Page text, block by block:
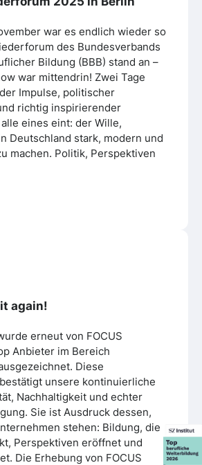
war es endlich wieder so
des Bundesverbands
Bildung (BBB) stand an –
war mittendrin! Zwei Tage
Impulse, politischer
richtig inspirierender
eines eint: der Wille,
Deutschland stark, modern und
machen. Politik, Perspektiven
again!
erneut von FOCUS
Anbieter im Bereich
Diese
unsere kontinuierliche
Nachhaltigkeit und echter
Sie ist Ausdruck dessen,
stehen: Bildung, die
Perspektiven eröffnet und
Die Erhebung von FOCUS